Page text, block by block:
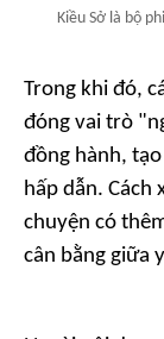
Kiều Sở là bộ
Trong khi đó,
đóng vai trò
đồng hành,
hấp dẫn. Cách
chuyện có
cân bằng giữa